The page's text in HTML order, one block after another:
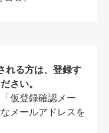
れる方は、登録す
さい。
仮登録確認メー
メールアドレスを